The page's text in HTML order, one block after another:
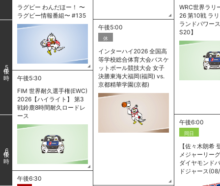
ラグビー わんだほー！ 〜
ラグビー情報番組〜 #135
WRC世界ラリ
26 第10戦 ラ
ランドパワー
S20】
5
午後5:00
休
インターハイ2026 全国高
等学校総合体育大会バスケ
ットボール競技大会 女子
決勝東海大福岡(福岡) vs.
京都精華学園(京都)
午後5:30
FIM 世界耐久選手権(EWC)
2026【ハイライト】 第3
戦鈴鹿8時間耐久ロードレ
ース
6
午後6:00
同日
【佐々木朗希
メジャーリー
ダイヤモンド
ドジャース
午後6:30